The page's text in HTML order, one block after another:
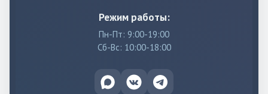
Режим работы:
Пн-Пт: 9:00-19:00
Сб-Вс: 10:00-18:00